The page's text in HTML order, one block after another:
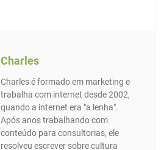
Charles
Charles é formado em marketing e
trabalha com internet desde 2002,
quando a internet era "a lenha".
Após anos trabalhando com
conteúdo para consultorias, ele
resolveu escrever sobre cultura